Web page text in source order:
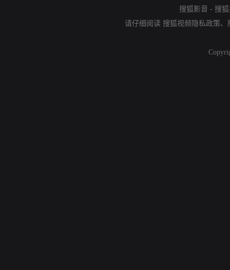
搜狐影音 - 搜
请仔细阅读 搜狐视频隐私政策、